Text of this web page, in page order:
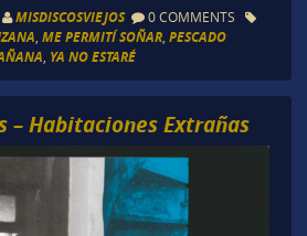
MISDISCOSVIEJOS 0 COMMENTS
ME PERMITÍ SOÑAR, PESCADO
YA NO ESTARÉ
– Habitaciones Extrañas